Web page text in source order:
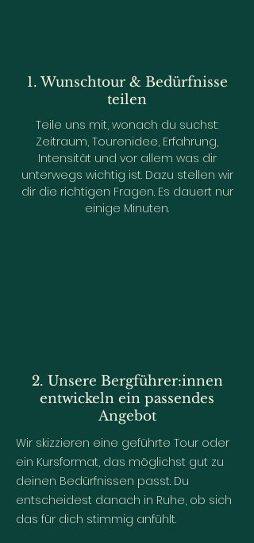
1. Wunschtour & Bedürfnisse
teilen
Teile uns mit, wonach du suchst:
Zeitraum, Tourenidee, Erfahrung,
Intensität und vor allem was dir
unterwegs wichtig ist. Dazu stellen wir
dir die richtigen Fragen. Es dauert nur
einige Minuten.
2. Unsere Bergführer:innen
entwickeln ein passendes
Angebot
Wir skizzieren eine geführte Tour oder
ein Kursformat, das möglichst gut zu
deinen Bedürfnissen passt. Du
entscheidest danach in Ruhe, ob sich
das für dich stimmig anfühlt.